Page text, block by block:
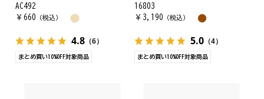
AC492
￥ 660 （税込）
4.8 （6）
まとめ買い10%OFF対象商品
16803
￥ 3,190 （税込）
5.0（4）
まとめ買い10%OFF対象商品